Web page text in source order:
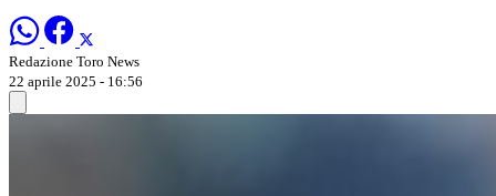
Redazione Toro News
22 aprile 2025 - 16:56